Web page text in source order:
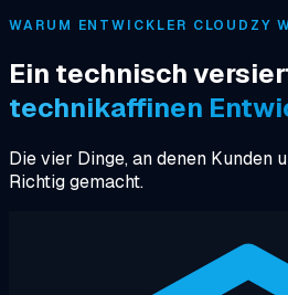
WARUM ENTWICKLER CLOUDZY
Ein technisch
technikaffinen
Die vier Dinge, an denen Kunden
Richtig gemacht.